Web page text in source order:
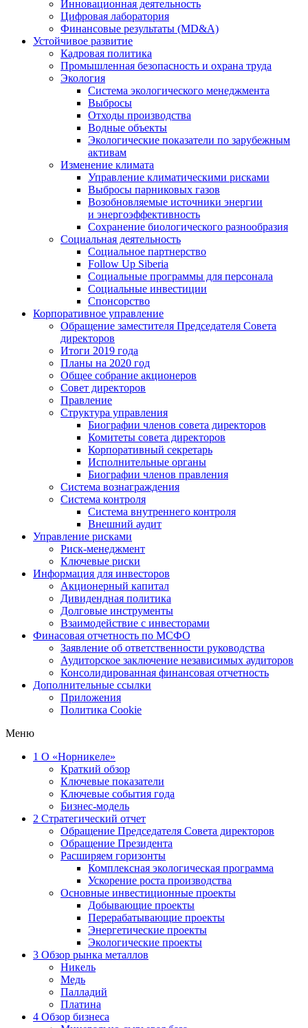
Инновационная деятельность
Цифровая лаборатория
Финансовые результаты (MD&A)
Устойчивое развитие
Кадровая политика
Промышленная безопасность и охрана труда
Экология
Система экологического менеджмента
Выбросы
Отходы производства
Водные объекты
Экологические показатели по зарубежным
активам
Изменение климата
Управление климатическими рисками
Выбросы парниковых газов
Возобновляемые источники энергии
и энергоэффективность
Сохранение биологического разнообразия
Социальная деятельность
Социальное партнерство
Follow Up Siberia
Социальные программы для персонала
Социальные инвестиции
Спонсорство
Корпоративное управление
Обращение заместителя Председателя Совета
директоров
Итоги 2019 года
Планы на 2020 год
Общее собрание акционеров
Совет директоров
Правление
Структура управления
Биографии членов совета директоров
Комитеты совета директоров
Корпоративный секретарь
Исполнительные органы
Биографии членов правления
Система вознаграждения
Система контроля
Система внутреннего контроля
Внешний аудит
Управление рисками
Риск-менеджмент
Ключевые риски
Информация для инвесторов
Акционерный капитал
Дивидендная политика
Долговые инструменты
Взаимодействие с инвеcторами
Финасовая отчетность по МСФО
Заявление об ответственности руководства
Аудиторское заключение независимых аудиторов
Консолидированная финансовая отчетность
Дополнительные ссылки
Приложения
Политика Cookie
Меню
1 О «Норникеле»
Краткий обзор
Ключевые показатели
Ключевые события года
Бизнес-модель
2 Стратегический отчет
Обращение Председателя Совета директоров
Обращение Президента
Расширяем горизонты
Комплексная экологическая программа
Ускорение роста производства
Основные инвестиционные проекты
Добывающие проекты
Перерабатывающие проекты
Энергетические проекты
Экологические проекты
3 Обзор рынка металлов
Никель
Медь
Палладий
Платина
4 Обзор бизнеса